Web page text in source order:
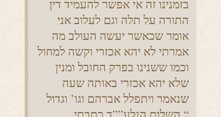
בזמנינו זה אי אפשר להעמיד דין
התורה על תלה וגם לעלוב אני
אומר שכאשר יעשה העולב מה
אמרתי לא יהא אכזרי וקשה למחול
וכמו ששנינו בפרק החובל ומנין
שלא יהא אכזרי באותה שעה
שנאמר ויתפלל אברהם וגו’ וגדול